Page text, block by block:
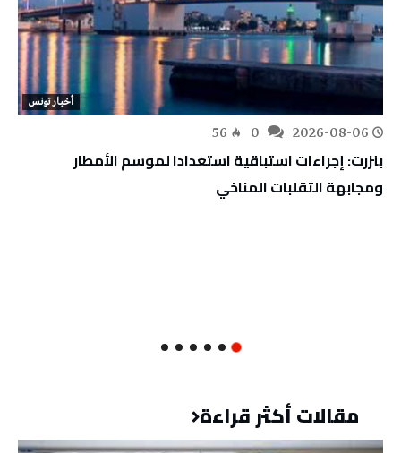
أخبار تونس
2026-08-06
56
بنزرت: إجراءات استباقية استعدادا لموسم الأمطار
ومجابهة التقلبات المناخي
مقالات أكثر قراءة